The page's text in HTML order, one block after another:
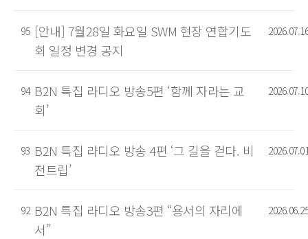
95 [안내] 7월28일 화요일 SWM 현장 연합기도
회 일정 변경 공지
2026.07.16
94 B2N 특집 라디오 방송5편 ‘함께 자라는 교
회’
2026.07.10
93 B2N 특집 라디오 방송 4편 ‘그 길을 걷다. 비
전트립’
2026.07.01
92 B2N 특집 라디오 방송3편 “용서의 자리에
서”
2026.06.25